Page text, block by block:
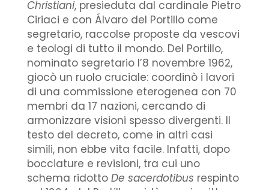
Christiani, presieduta dal cardinale Pietro
Ciriaci e con Álvaro del Portillo come
segretario, raccolse proposte da vescovi
e teologi di tutto il mondo. Del Portillo,
nominato segretario l’8 novembre 1962,
giocò un ruolo cruciale: coordinò i lavori
di una commissione eterogenea con 70
membri da 17 nazioni, cercando di
armonizzare visioni spesso divergenti. Il
testo del decreto, come in altri casi
simili, non ebbe vita facile. Infatti, dopo
bocciature e revisioni, tra cui uno
schema ridotto De sacerdotibus respinto